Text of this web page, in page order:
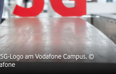
Logo am Vodafone Campus.©